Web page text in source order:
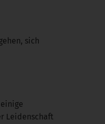
sich
Leidenschaft